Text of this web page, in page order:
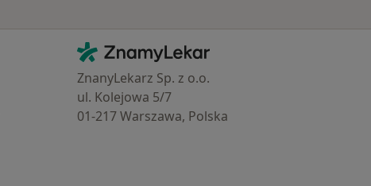
Kontakt
ZnamyLekar - Hlavní stránka
ZnanyLekarz Sp. z o.o.
ul. Kolejowa 5/7
01-217 Warszawa, Polska